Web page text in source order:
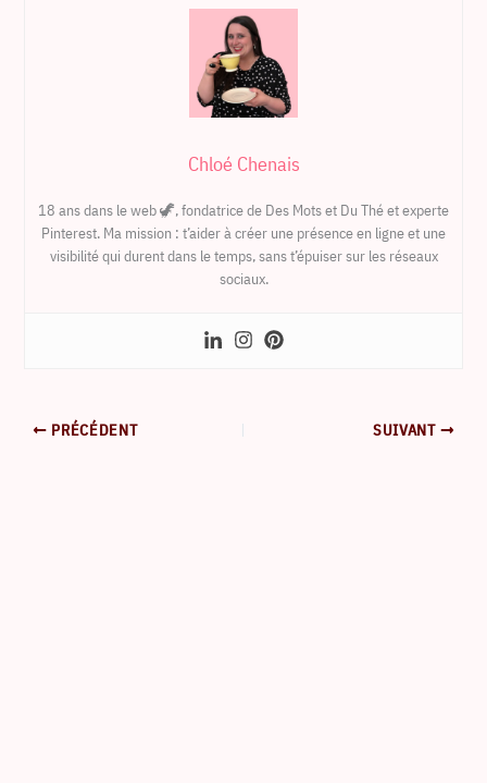
Chloé Chenais
18 ans dans le web 🦖, fondatrice de Des Mots et Du Thé et experte
Pinterest. Ma mission : t’aider à créer une présence en ligne et une
visibilité qui durent dans le temps, sans t’épuiser sur les réseaux
sociaux.
PRÉCÉDENT SUIVANT